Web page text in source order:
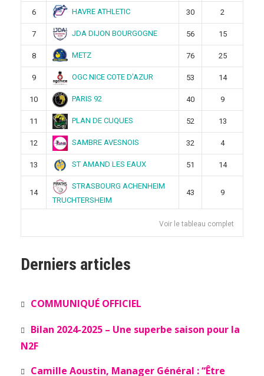
6 HAVRE ATHLETIC 30 2
7 JDA DIJON BOURGOGNE 56 15
8 METZ 76 25
9 OGC NICE COTE D’AZUR 53 14
10 PARIS 92 40 9
11 PLAN DE CUQUES 52 13
12 SAMBRE AVESNOIS 32 4
13 ST AMAND LES EAUX 51 14
14
STRASBOURG ACHENHEIM
TRUCHTERSHEIM
43 9
Voir le tableau complet
Derniers articles
COMMUNIQUÉ OFFICIEL
Bilan 2024-2025 – Une superbe saison pour la
N2F
Camille Aoustin, Manager Général : “Être